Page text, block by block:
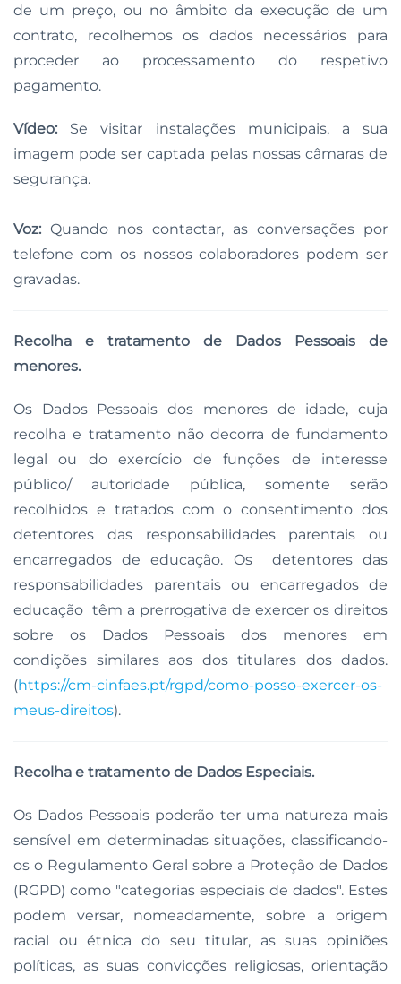
de um preço, ou no âmbito da execução de um
contrato, recolhemos os dados necessários para
proceder ao processamento do respetivo
pagamento.
Vídeo: Se visitar instalações municipais, a sua
imagem pode ser captada pelas nossas câmaras de
segurança.
Voz: Quando nos contactar, as conversações por
telefone com os nossos colaboradores podem ser
gravadas.
Recolha e tratamento de Dados Pessoais de
menores.
Os Dados Pessoais dos menores de idade, cuja
recolha e tratamento não decorra de fundamento
legal ou do exercício de funções de interesse
público/ autoridade pública, somente serão
recolhidos e tratados com o consentimento dos
detentores das responsabilidades parentais ou
encarregados de educação. Os detentores das
responsabilidades parentais ou encarregados de
educação têm a prerrogativa de exercer os direitos
sobre os Dados Pessoais dos menores em
condições similares aos dos titulares dos dados.
(https://cm-cinfaes.pt/rgpd/como-posso-exercer-os-
meus-direitos).
Recolha e tratamento de Dados Especiais.
Os Dados Pessoais poderão ter uma natureza mais
sensível em determinadas situações, classificando-
os o Regulamento Geral sobre a Proteção de Dados
(RGPD) como "categorias especiais de dados". Estes
podem versar, nomeadamente, sobre a origem
racial ou étnica do seu titular, as suas opiniões
políticas, as suas convicções religiosas, orientação